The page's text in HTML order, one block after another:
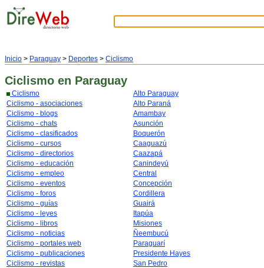
Inicio > Paraguay > Deportes > Ciclismo
Ciclismo en Paraguay
Ciclismo
Ciclismo - asociaciones
Ciclismo - blogs
Ciclismo - chats
Ciclismo - clasificados
Ciclismo - cursos
Ciclismo - directorios
Ciclismo - educación
Ciclismo - empleo
Ciclismo - eventos
Ciclismo - foros
Ciclismo - guías
Ciclismo - leyes
Ciclismo - libros
Ciclismo - noticias
Ciclismo - portales web
Ciclismo - publicaciones
Ciclismo - revistas
Alto Paraguay
Alto Paraná
Amambay
Asunción
Boquerón
Caaguazú
Caazapá
Canindeyú
Central
Concepción
Cordillera
Guairá
Itapúa
Misiones
Ñeembucú
Paraguarí
Presidente Hayes
San Pedro